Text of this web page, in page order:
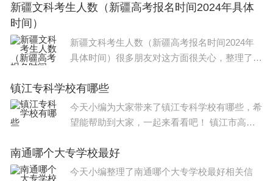
下： 单独招生是教育部为进一步完善具有中国
新疆文科考生人数（新疆高考报名时间2024年具体
时间）
新疆文科考生人数（新疆高考报名时间2024年
具体时间）很多朋友对这方面很关心，整理了相
022年文科考生人数是21.85（万人），各省高考
报名人数排名： 1、河南13
镇江专科学校有哪些
今天小编为大家带来了镇江专科学校有哪些，希
望能帮助到大家，一起来看看吧！ 镇江市高等
4所专科院校，名单分别为镇江市高等专科学
校、江苏农林职业技术学院、
南通哪个大专学校最好
今天小编整理了南通哪个大专学校最好相关信